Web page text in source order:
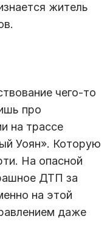
житель
чего-то
про
на трассе
Уоян». Которую
На опасной
ДТП за
на этой
даже